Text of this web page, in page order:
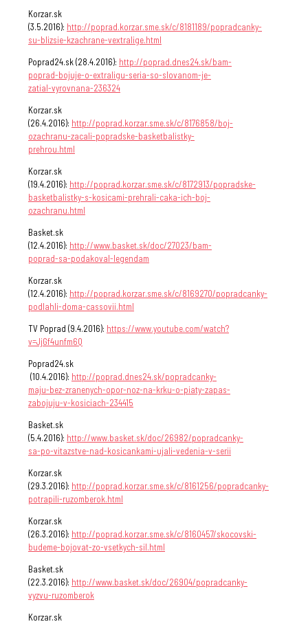
Korzar.sk
(3.5.2016): http://poprad.korzar.sme.sk/c/8181189/popradcanky-
su-blizsie-kzachrane-vextralige.html
Poprad24.sk (28.4.2016): http://poprad.dnes24.sk/bam-
poprad-bojuje-o-extraligu-seria-so-slovanom-je-
zatial-vyrovnana-236324
Korzar.sk
(26.4.2016): http://poprad.korzar.sme.sk/c/8176858/boj-
ozachranu-zacali-popradske-basketbalistky-
prehrou.html
Korzar.sk
(19.4.2016): http://poprad.korzar.sme.sk/c/8172913/popradske-
basketbalistky-s-kosicami-prehrali-caka-ich-boj-
ozachranu.html
Basket.sk
(12.4.2016): http://www.basket.sk/doc/27023/bam-
poprad-sa-podakoval-legendam
Korzar.sk
(12.4.2016): http://poprad.korzar.sme.sk/c/8169270/popradcanky-
podlahli-doma-cassovii.html
TV Poprad (9.4.2016): https://www.youtube.com/watch?
v=JjGf4unfm6Q
Poprad24.sk
(10.4.2016): http://poprad.dnes24.sk/popradcanky-
maju-bez-zranenych-opor-noz-na-krku-o-piaty-zapas-
zabojuju-v-kosiciach-234415
Basket.sk
(5.4.2016): http://www.basket.sk/doc/26982/popradcanky-
sa-po-vitazstve-nad-kosicankami-ujali-vedenia-v-serii
Korzar.sk
(29.3.2016): http://poprad.korzar.sme.sk/c/8161256/popradcanky-
potrapili-ruzomberok.html
Korzar.sk
(26.3.2016): http://poprad.korzar.sme.sk/c/8160457/skocovski-
budeme-bojovat-zo-vsetkych-sil.html
Basket.sk
(22.3.2016): http://www.basket.sk/doc/26904/popradcanky-
vyzvu-ruzomberok
Korzar.sk